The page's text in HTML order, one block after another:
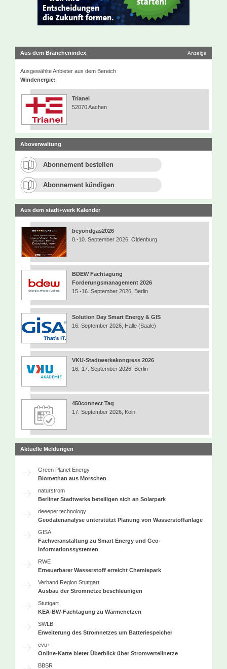
Aus dem Branchenindex Anzeige
Ausgewählte Anbieter aus dem Bereich
Windenergie:
Trianel
52070 Aachen
Aboverwaltung
Abonnement bestellen
Abonnement kündigen
Aus dem stadt+werk Kalender
beyondgas2026
8.-10. September 2026, Oldenburg
BDEW Fachtagung
Forderungsmanagement 2026
15.-16. September 2026, Berlin
Solution Day Smart Energy & GIS
16. September 2026, Halle (Saale)
VKU-Stadtwerkekongress 2026
16.-17. September 2026, Berlin
450connect Tag
17. September 2026, Köln
Aktuelle Meldungen
Green Planet Energy
Biomethan aus Morschen
naturstrom
Berliner Stadtwerke beteiligen sich an Solarpark
deeeper.technology
Geodatenanalyse unterstützt Planung von Wasserstoffanlage
GISA
Fachveranstaltung zu Smart Energy und Geo-
Informationssystemen
RWE
Erneuerbarer Wasserstoff erreicht Chemiepark
Verband Region Stuttgart
Ausbau der Stromnetze beschleunigen
Stuttgart
KEA-BW-Fachtagung zu Wärmenetzen
SWLB
Erweiterung des Stromnetzes um Batteriespeicher
evu+
Online-Karte bietet Überblick über Stromverteilnetze
BBSR